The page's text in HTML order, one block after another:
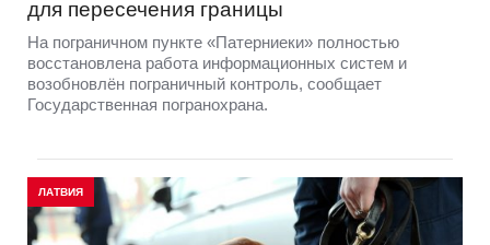
для пересечения границы
На пограничном пункте «Патерниеки» полностью
восстановлена работа информационных систем и
возобновлён пограничный контроль, сообщает
Государственная погранохрана.
ЛАТВИЯ